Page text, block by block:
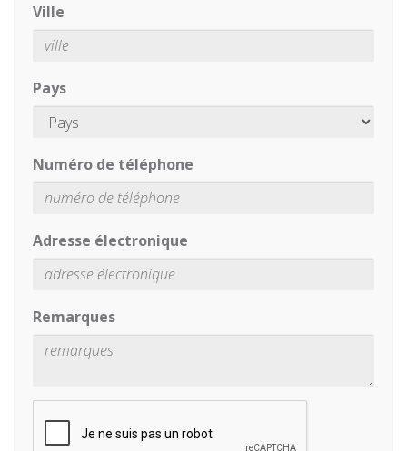
Ville
Pays
Numéro de téléphone
Adresse électronique
Remarques